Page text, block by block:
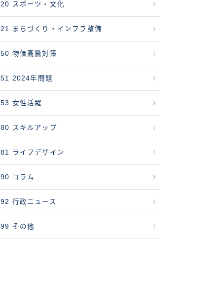
20 スポーツ・文化
21 まちづくり・インフラ整備
50 物価高騰対策
51 2024年問題
53 女性活躍
80 スキルアップ
81 ライフデザイン
90 コラム
92 行政ニュース
99 その他